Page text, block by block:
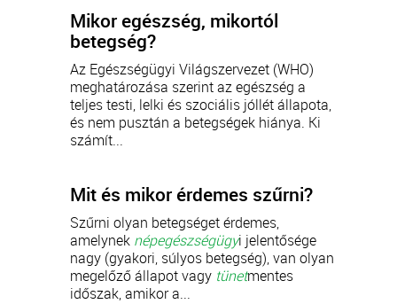
Mikor egészség, mikortól
betegség?
Az Egészségügyi Világszervezet (WHO)
meghatározása szerint az egészség a
teljes testi, lelki és szociális jóllét állapota,
és nem pusztán a betegségek hiánya. Ki
számít...
Mit és mikor érdemes szűrni?
Szűrni olyan betegséget érdemes,
amelynek népegészségügyi jelentősége
nagy (gyakori, súlyos betegség), van olyan
megelőző állapot vagy tünetmentes
időszak, amikor a...